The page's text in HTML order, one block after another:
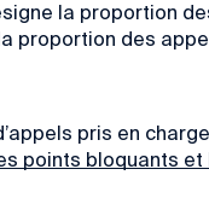
la proportion
proportion des
pris en
points bloquants et